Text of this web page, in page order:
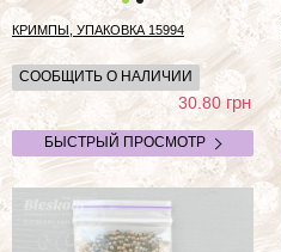
КРИМПЫ, УПАКОВКА 15994
СООБЩИТЬ О НАЛИЧИИ
30.80грн
БЫСТРЫЙ ПРОСМОТР